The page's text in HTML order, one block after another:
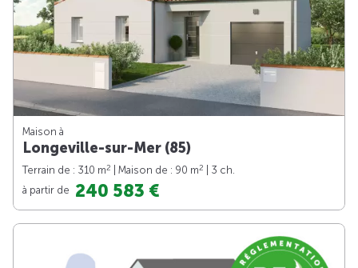
Maison à
Longeville-sur-Mer (85)
Terrain de : 310 m2 | Maison de : 90 m2
| 3 ch.
à partir de 240 583 €